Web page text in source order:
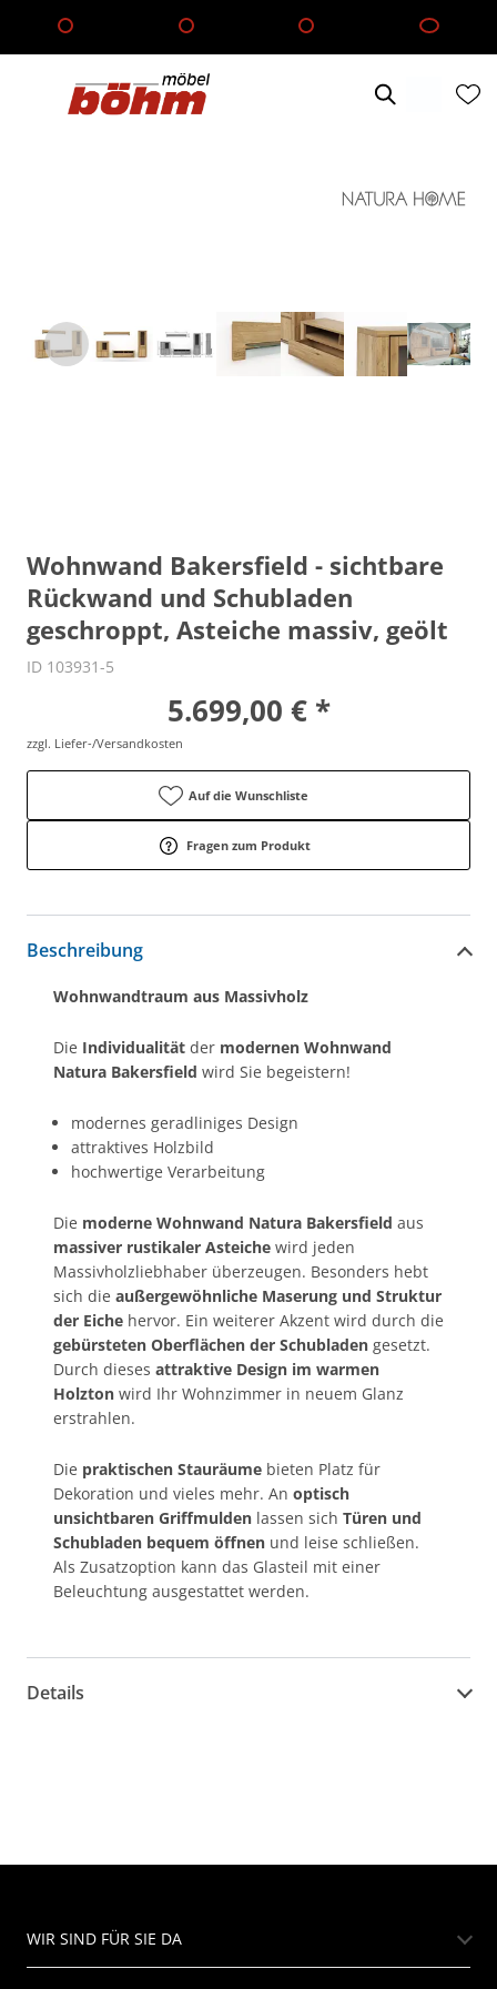
Wohnwand Bakersfield - sichtbare
Rückwand und Schubladen
geschroppt, Asteiche massiv, geölt
ID 103931-5
5.699,00 € *
zzgl. Liefer-/Versandkosten
Auf die Wunschliste
Fragen zum Produkt
Beschreibung
Wohnwandtraum aus Massivholz
Die Individualität der modernen Wohnwand
Natura Bakersfield wird Sie begeistern!
modernes geradliniges Design
attraktives Holzbild
hochwertige Verarbeitung
Die moderne Wohnwand Natura Bakersfield aus
massiver rustikaler Asteiche wird jeden
Massivholzliebhaber überzeugen. Besonders hebt
sich die außergewöhnliche Maserung und Struktur
der Eiche hervor. Ein weiterer Akzent wird durch die
gebürsteten Oberflächen der Schubladen gesetzt.
Durch dieses attraktive Design im warmen
Holzton wird Ihr Wohnzimmer in neuem Glanz
erstrahlen.
Die praktischen Stauräume bieten Platz für
Dekoration und vieles mehr. An optisch
unsichtbaren Griffmulden lassen sich Türen und
Schubladen bequem öffnen und leise schließen.
Als Zusatzoption kann das Glasteil mit einer
Beleuchtung ausgestattet werden.
Details
WIR SIND FÜR SIE DA